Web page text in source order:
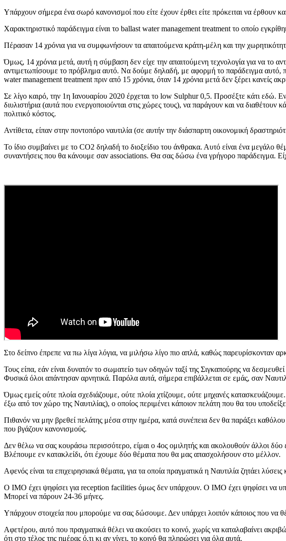
Υπάρχουν σήμερα ένα σωρό κανονισμοί που είτε έχουν έρθει είτε πρόκειται να έρθουν
Χαρακτηριστικό παράδειγμα είναι το ballast water management treatment το οποίο
Πέρασαν 14 χρόνια για να συμφωνήσουν τα απαιτούμενα κράτη-μέλη και την
Όμως, 14 χρόνια μετά, αυτή η σύμβαση δεν είχε την απαιτούμενη τεχνολογία για να το
αντιμετωπίσουμε το πρόβλημα αυτό. Να δούμε δηλαδή, με αφορμή το παράδειγμα αυτό,
water management treatment πριν από 15 χρόνια, όταν 14 χρόνια μετά δεν ξέρει κανείς
Σε λίγο καιρό, την 1η Ιανουαρίου 2020 έρχεται το low Sulphur 0,5. Προσέξτε κάτι εδώ.
διυλιστήρια (αυτά που ενεργοποιούνται στις χώρες τους), να παράγουν και να
πολιτικό κόστος.
Αντίθετα, είπαν στην ποντοπόρο ναυτιλία (σε αυτήν την διάσπαρτη οικονομική
Το ίδιο συμβαίνει με το CO2 δηλαδή το διοξείδιο του άνθρακα. Αυτό είναι ένα μεγάλο
συναντήσεις που θα κάνουμε σαν associations. Θα σας δώσω ένα γρήγορο παράδειγμα.
Στο δείπνο έπρεπε να πω λίγα λόγια, να μιλήσω λίγο πιο απλά, καθώς παρευρίσκονταν
Τους είπα, εάν είναι δυνατόν το σωματείο των οδηγών ταξί της Σιγκαπούρης να
Φυσικά όλοι απάντησαν αρνητικά. Παρόλα αυτά, σήμερα επιβάλλεται σε εμάς, σαν
Όμως εμείς ούτε πλοία σχεδιάζουμε, ούτε πλοία χτίζουμε, ούτε μηχανές
έξω από τον χώρο της Ναυτιλίας), ο οποίος περιμένει κάποιον πελάτη που θα του
Πιθανόν να μην βρεθεί πελάτης μέσα στην ημέρα, κατά συνέπεια δεν θα παράξει
που βγάζουν κανονισμούς.
Δεν θέλω να σας κουράσω περισσότερο, είμαι ο 4ος ομιλητής και ακολουθούν άλλοι δύο
Βλέπουμε εν κατακλείδι, ότι έχουμε δύο θέματα που θα μας απασχολήσουν στο μέλλον.
Αφενός είναι τα επιχειρησιακά θέματα, για τα οποία πραγματικά η Ναυτιλία ζητάει λύσεις
Ο ΙΜΟ έχει ψηφίσει για reception facilities όμως δεν υπάρχουν. Ο ΙΜΟ έχει ψηφίσει να
Μπορεί να πάρουν 24-36 μήνες.
Υπάρχουν στοιχεία που μπορούμε να σας δώσουμε. Δεν υπάρχει λοιπόν κάποιος που να
Αφετέρου, αυτό που πραγματικά θέλει να ακούσει το κοινό, χωρίς να καταλαβαίνει
ότι στο τέλος της ημέρας ό,τι κι αν γίνει, το κοινό θα πληρώσει για όλα αυτά.